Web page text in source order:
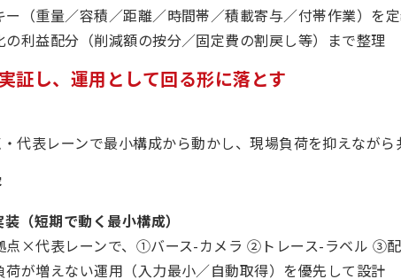
ー（重量／容積／距離／時間帯／積載寄与／付帯作業）を
の利益配分（削減額の按分／固定費の割戻し等）まで整理
証し、運用として回る形に落とす
代表レーンで最小構成から動かし、現場負荷を抑えなが
（短期で動く最小構成）
点×代表レーンで、①バース-カメラ ②トレース-ラベル ③
荷が増えない運用（入力最小／自動取得）を優先して設計